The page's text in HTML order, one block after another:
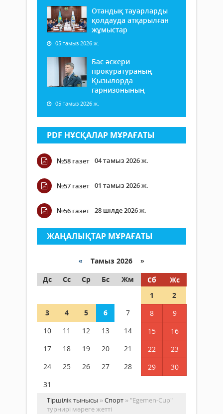
Отандық тауарларды
қолдауда атқарылған
жұмыстар
05 тамыз 2026 ж.
Бас әскери
прокуратураның
Қызылорда
гарнизонының
05 тамыз 2026 ж.
PDF НҰСҚАЛАР МҰРАҒАТЫ
№58 газет 04 тамыз 2026 ж.
№57 газет 01 тамыз 2026 ж.
№56 газет 28 шілде 2026 ж.
ЖАҢАЛЫҚТАР МҰРАҒАТЫ
« Тамыз 2026 »
Дс
Сс Ср Бс Жм Сб
Жс
1
2
3
4 5 6 7 8
9
10
11 12 13 14 15
16
17
18 19 20 21 22
23
24
25 26 27 28 29
30
31
Тіршілік тынысы »Спорт » "Egemen-Cup"
турнирі мәреге жетті